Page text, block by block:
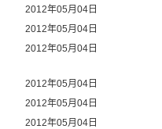
2012年05月04日
2012年05月04日
2012年05月04日
2012年05月04日
2012年05月04日
2012年05月04日